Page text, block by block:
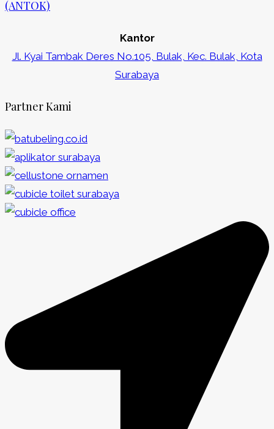
(ANTOK)
Kantor
Jl. Kyai Tambak Deres No.105, Bulak, Kec. Bulak, Kota
Surabaya
Partner Kami